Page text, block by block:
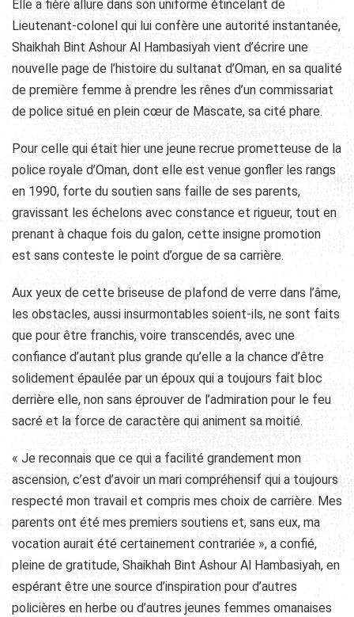
Elle a fière allure dans son uniforme étincelant de
Lieutenant-colonel qui lui confère une autorité instantanée,
Shaikhah Bint Ashour Al Hambasiyah vient d’écrire une
nouvelle page de l’histoire du sultanat d’Oman, en sa qualité
de première femme à prendre les rênes d’un commissariat
de police situé en plein cœur de Mascate, sa cité phare.
Pour celle qui était hier une jeune recrue prometteuse de la
police royale d’Oman, dont elle est venue gonfler les rangs
en 1990, forte du soutien sans faille de ses parents,
gravissant les échelons avec constance et rigueur, tout en
prenant à chaque fois du galon, cette insigne promotion
est sans conteste le point d’orgue de sa carrière.
Aux yeux de cette briseuse de plafond de verre dans l’âme,
les obstacles, aussi insurmontables soient-ils, ne sont faits
que pour être franchis, voire transcendés, avec une
confiance d’autant plus grande qu’elle a la chance d’être
solidement épaulée par un époux qui a toujours fait bloc
derrière elle, non sans éprouver de l’admiration pour le feu
sacré et la force de caractère qui animent sa moitié.
« Je reconnais que ce qui a facilité grandement mon
ascension, c’est d’avoir un mari compréhensif qui a toujours
respecté mon travail et compris mes choix de carrière. Mes
parents ont été mes premiers soutiens et, sans eux, ma
vocation aurait été certainement contrariée », a confié,
pleine de gratitude, Shaikhah Bint Ashour Al Hambasiyah, en
espérant être une source d’inspiration pour d’autres
policières en herbe ou d’autres jeunes femmes omanaises